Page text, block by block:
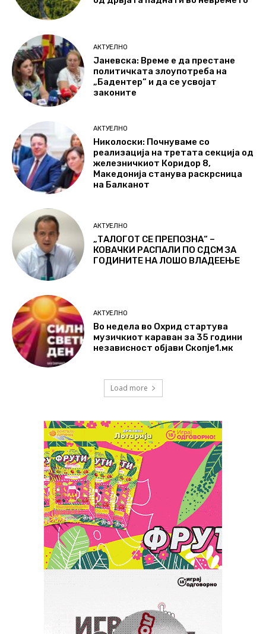
АКТУЕЛНО
Јаневска: Време е да престане
политичката злоупотреба на
„Бадентер“ и да се усвојат
законите
АКТУЕЛНО
Николоски: Почнуваме со
реализација на третата секција од
железничкиот Коридор 8,
Македонија станува раскрсница
на Балканот
АКТУЕЛНО
„ТАЛОГОТ СЕ ПРЕПОЗНА“ –
КОВАЧКИ РАСПАЛИ ПО СДСМ ЗА
ГОДИНИТЕ НА ЛОШО ВЛАДЕЕЊЕ
АКТУЕЛНО
Во недела во Охрид стартува
музичкиот караван за 35 години
независност објави Скопје1.мк
Load more